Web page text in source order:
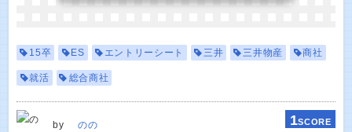
15卒 ES エントリーシート 三井 三井物産 商社
就活 総合商社
by のの 1SCORE